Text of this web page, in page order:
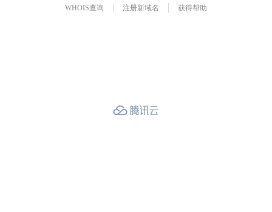
WHOIS查询 注册新域名 获得帮助